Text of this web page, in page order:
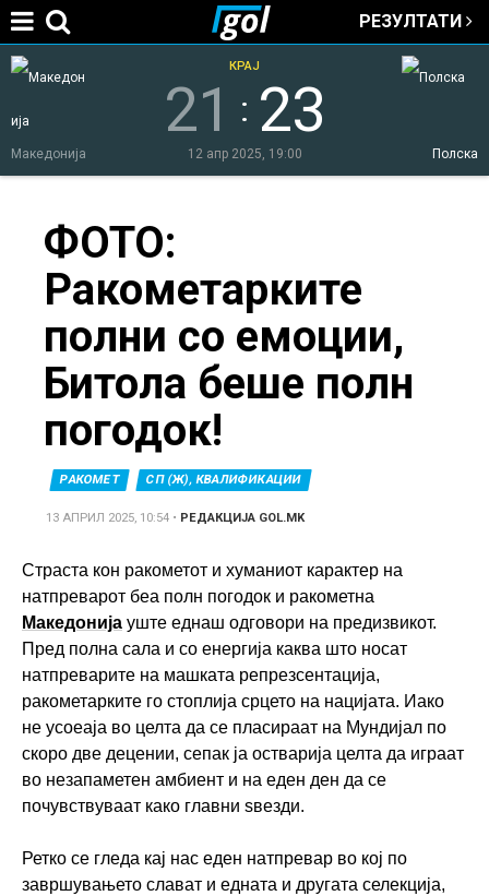
Jump to navigation
РЕЗУЛТАТИ
Македонија Полска
21 : 23
КРАЈ
12 апр 2025, 19:00
here
ФОТО:
Ракометарките
полни со емоции,
Битола беше полн
погодок!
РАКОМЕТ СП (Ж), КВАЛИФИКАЦИИ
13 АПРИЛ 2025, 10:54 • РЕДАКЦИЈА GOL.MK
Страста кон ракометот и хуманиот карактер на
натпреварот беа полн погодок и ракометна
Македонија уште еднаш одговори на предизвикот.
Пред полна сала и со енергија каква што носат
натпреварите на машката репрезсентација,
ракометарките го стоплија срцето на нацијата. Иако
не усоеаја во целта да се пласираат на Мундијал по
скоро две децении, сепак ја остварија целта да играат
во незапаметен амбиент и на еден ден да се
почувствуваат како главни ѕвезди.
Ретко се гледа кај нас еден натпревар во кој по
завршувањето слават и едната и другата селекција,